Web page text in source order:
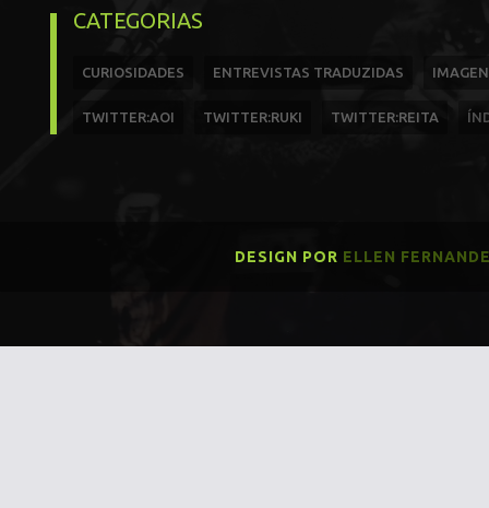
CATEGORIAS
CURIOSIDADES ENTREVISTAS TRADUZIDAS
TWITTER:AOI TWITTER:RUKI TWITTER:REITA
DESIGN POR ELLEN